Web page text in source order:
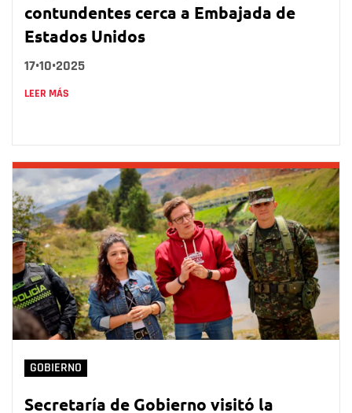
contundentes cerca a Embajada de
Estados Unidos
17•10•2025
LEER MÁS
GOBIERNO
Secretaría de Gobierno visitó la